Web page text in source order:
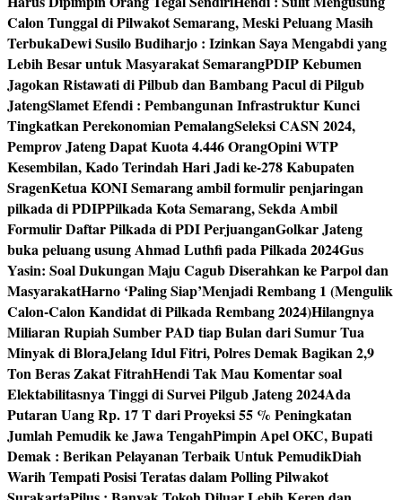
Calon Tunggal di Pilwakot Semarang, Meski Peluang Masih
TerbukaDewi Susilo Budiharjo : Izinkan Saya Mengabdi yang
Lebih Besar untuk Masyarakat SemarangPDIP Kebumen
Jagokan Ristawati di Pilbub dan Bambang Pacul di Pilgub
JatengSlamet Efendi : Pembangunan Infrastruktur Kunci
Tingkatkan Perekonomian PemalangSeleksi CASN 2024,
Pemprov Jateng Dapat Kuota 4.446 OrangOpini WTP
Kesembilan, Kado Terindah Hari Jadi ke-278 Kabupaten
SragenKetua KONI Semarang ambil formulir penjaringan
pilkada di PDIPPilkada Kota Semarang, Sekda Ambil
Formulir Daftar Pilkada di PDI PerjuanganGolkar Jateng
buka peluang usung Ahmad Luthfi pada Pilkada 2024Gus
Yasin: Soal Dukungan Maju Cagub Diserahkan ke Parpol dan
MasyarakatHarno ‘Paling Siap’Menjadi Rembang 1 (Mengulik
Calon-Calon Kandidat di Pilkada Rembang 2024)Hilangnya
Miliaran Rupiah Sumber PAD tiap Bulan dari Sumur Tua
Minyak di BloraJelang Idul Fitri, Polres Demak Bagikan 2,9
Ton Beras Zakat FitrahHendi Tak Mau Komentar soal
Elektabilitasnya Tinggi di Survei Pilgub Jateng 2024Ada
Putaran Uang Rp. 17 T dari Proyeksi 55 % Peningkatan
Jumlah Pemudik ke Jawa TengahPimpin Apel OKC, Bupati
Demak : Berikan Pelayanan Terbaik Untuk PemudikDiah
Warih Tempati Posisi Teratas dalam Polling Pilwakot